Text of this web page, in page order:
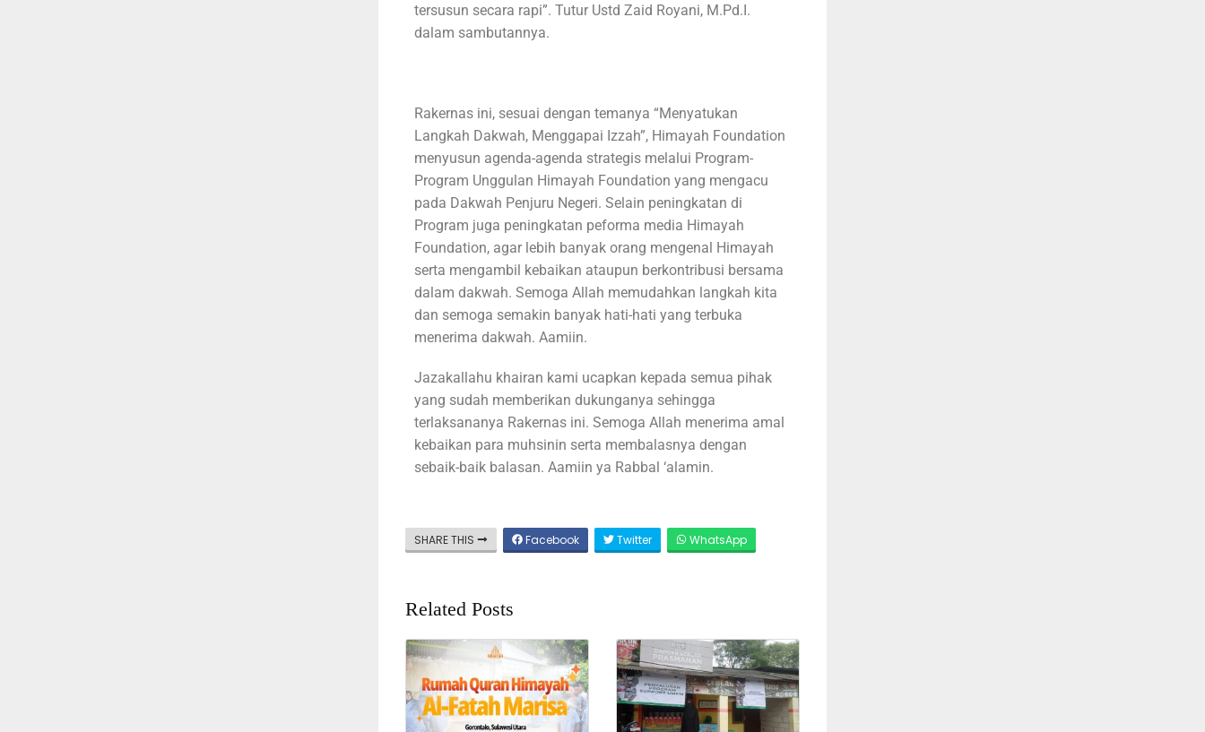
tersusun secara rapi”. Tutur Ustd Zaid Royani, M.Pd.I.
dalam sambutannya.
Rakernas ini, sesuai dengan temanya “Menyatukan
Langkah Dakwah, Menggapai Izzah”, Himayah Foundation
menyusun agenda-agenda strategis melalui Program-
Program Unggulan Himayah Foundation yang mengacu
pada Dakwah Penjuru Negeri. Selain peningkatan di
Program juga peningkatan peforma media Himayah
Foundation, agar lebih banyak orang mengenal Himayah
serta mengambil kebaikan ataupun berkontribusi bersama
dalam dakwah. Semoga Allah memudahkan langkah kita
dan semoga semakin banyak hati-hati yang terbuka
menerima dakwah. Aamiin.
Jazakallahu khairan kami ucapkan kepada semua pihak
yang sudah memberikan dukunganya sehingga
terlaksananya Rakernas ini. Semoga Allah menerima amal
kebaikan para muhsinin serta membalasnya dengan
sebaik-baik balasan. Aamiin ya Rabbal ‘alamin.
SHARE THIS Facebook Twitter WhatsApp
Related Posts